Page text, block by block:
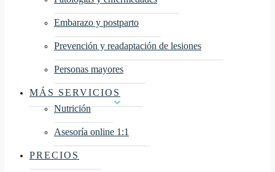
Embarazo y postparto
Prevención y readaptación de lesiones
Personas mayores
MÁS SERVICIOS
Nutrición
Asesoría online 1:1
PRECIOS